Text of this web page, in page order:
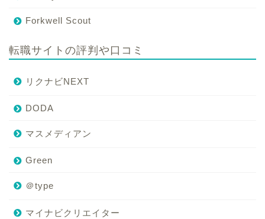
Forkwell Scout
転職サイトの評判や口コミ
リクナビNEXT
DODA
マスメディアン
Green
＠type
マイナビクリエイター